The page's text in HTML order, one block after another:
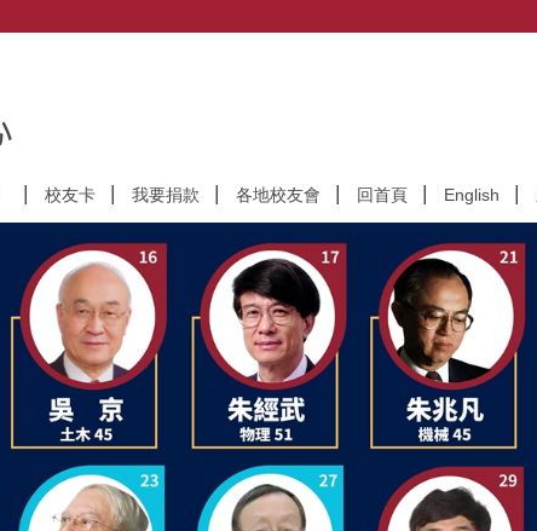
校友卡 我要捐款 各地校友會 回首頁 English